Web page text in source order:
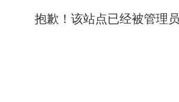
抱歉！该站点已经被管理